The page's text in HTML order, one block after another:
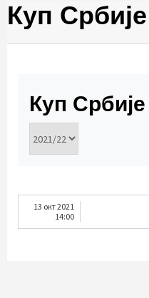
Куп Србије
Куп Србије
13 окт 2021
14:00